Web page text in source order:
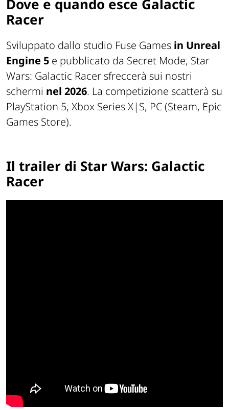
Dove e quando esce Galactic
Racer
Sviluppato dallo studio Fuse Games in Unreal
Engine 5 e pubblicato da Secret Mode, Star
Wars: Galactic Racer sfreccerà sui nostri
schermi nel 2026. La competizione scatterà su
PlayStation 5, Xbox Series X|S, PC (Steam, Epic
Games Store).
Il trailer di Star Wars: Galactic
Racer